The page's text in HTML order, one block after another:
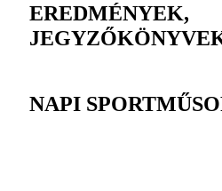
EREDMÉNYEK,
NAPI